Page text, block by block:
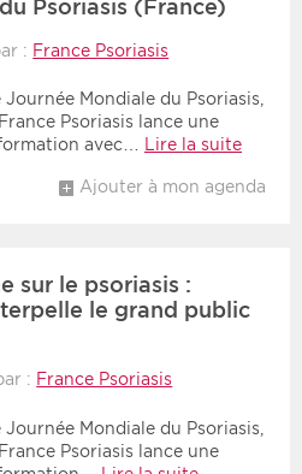
Psoriasis (France)
: France Psoriasis
Journée Mondiale du Psoriasis,
Psoriasis lance une
avec… Lire la suite
Ajouter à mon agenda
sur le psoriasis :
le grand public
: France Psoriasis
Journée Mondiale du Psoriasis,
Psoriasis lance une